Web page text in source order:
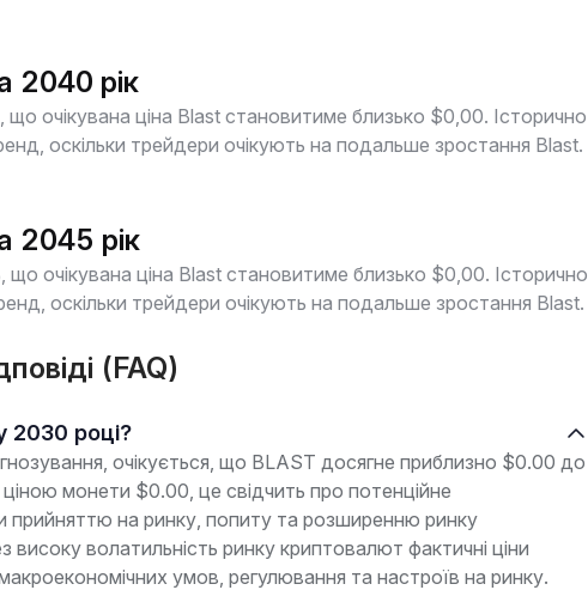
2040 рік
очікувана ціна Blast становитиме близько $0,00. Історично
оскільки трейдери очікують на подальше зростання Blast.
2045 рік
очікувана ціна Blast становитиме близько $0,00. Історично
оскільки трейдери очікують на подальше зростання Blast.
(FAQ)
2030 році?
очікується, що BLAST досягне приблизно $0.00 до
монети $0.00, це свідчить про потенційне
прийняттю на ринку, попиту та розширенню ринку
волатильність ринку криптовалют фактичні ціни
умов, регулювання та настроїв на ринку.